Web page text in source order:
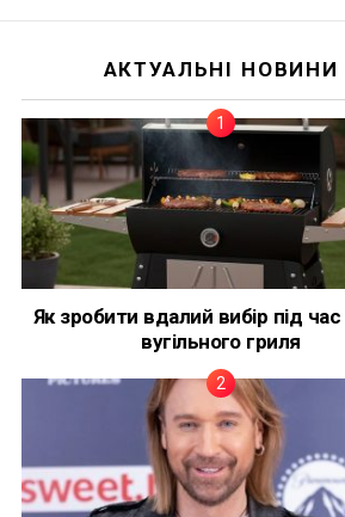
АКТУАЛЬНІ НОВИНИ
Як зробити вдалий вибір під час
вугільного гриля